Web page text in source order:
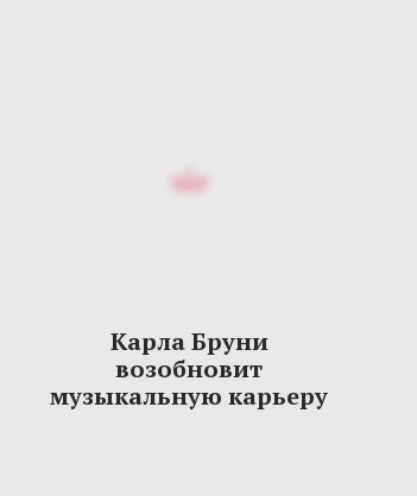
Карла Бруни
возобновит
музыкальную карьеру